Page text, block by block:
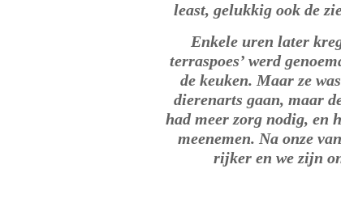
least, gelukkig ook de
Enkele uren later
terraspoes’ werd
de keuken. Maar ze
dierenarts gaan, maar
had meer zorg nodig, en
meenemen. Na onze
rijker en we zijn